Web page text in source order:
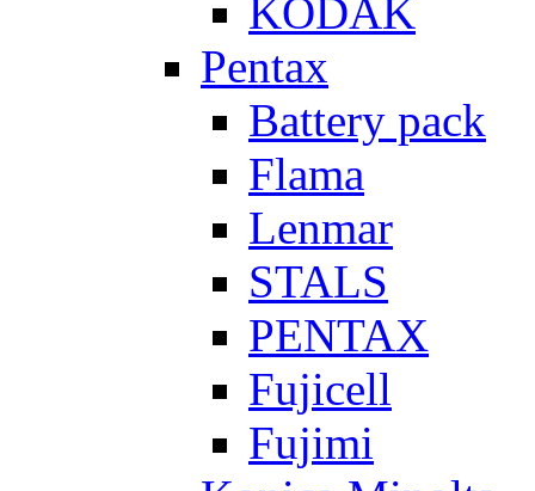
KODAK
Pentax
Battery pack
Flama
Lenmar
STALS
PENTAX
Fujicell
Fujimi